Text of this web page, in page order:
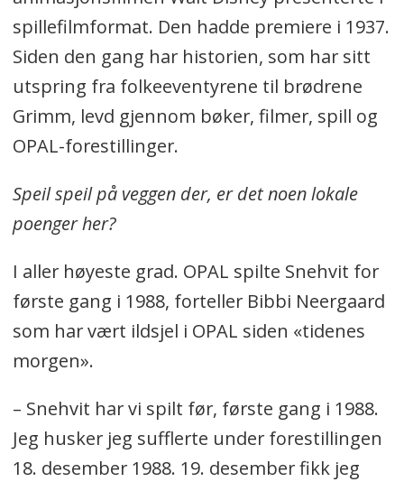
spillefilmformat. Den hadde premiere i 1937.
Siden den gang har historien, som har sitt
utspring fra folkeeventyrene til brødrene
Grimm, levd gjennom bøker, filmer, spill og
OPAL-forestillinger.
Speil speil på veggen der, er det noen lokale
poenger her?
I aller høyeste grad. OPAL spilte Snehvit for
første gang i 1988, forteller Bibbi Neergaard
som har vært ildsjel i OPAL siden «tidenes
morgen».
– Snehvit har vi spilt før, første gang i 1988.
Jeg husker jeg sufflerte under forestillingen
18. desember 1988. 19. desember fikk jeg